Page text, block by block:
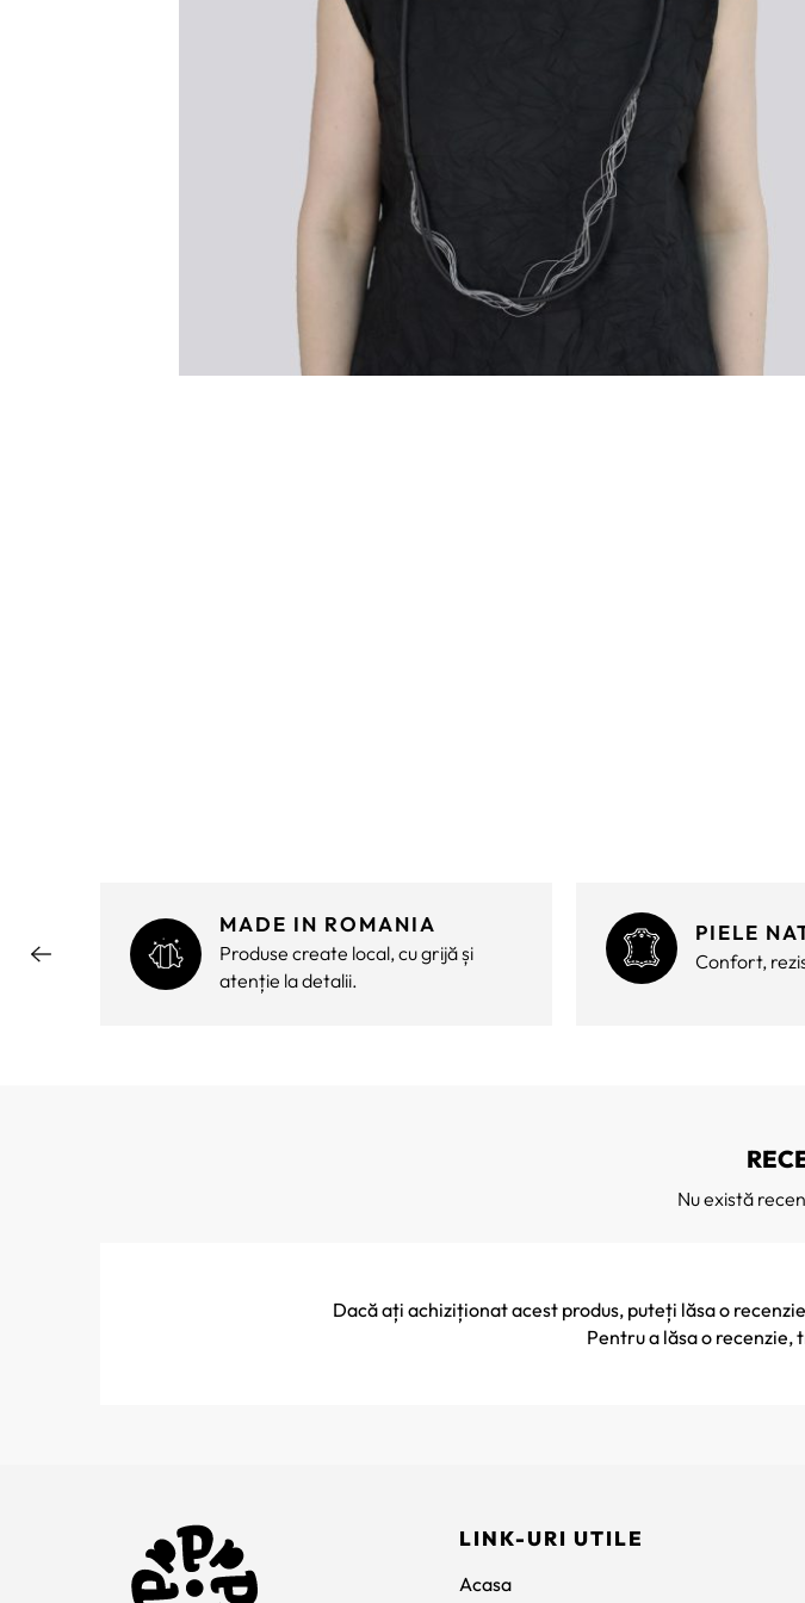
MADE IN ROMANIA
Produse create local, cu grijă și
atenție la detalii.
PIELE
Confort,
Nu există
Dacă ați achiziționat acest produs, puteți lăsa o
Pentru a lăsa o recenzie,
LINK-URI UTILE
Acasa